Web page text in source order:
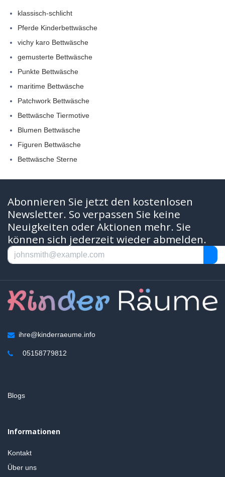
klassisch-schlicht
Pferde Kinderbettwäsche
vichy karo Bettwäsche
gemusterte Bettwäsche
Punkte Bettwäsche
maritime Bettwäsche
Patchwork Bettwäsche
Bettwäsche Tiermotive
Blumen Bettwäsche
Figuren Bettwäsche
Bettwäsche Sterne
Abonnieren Sie jetzt den kostenlosen
Newsletter. So verpassen Sie keine
Neuigkeiten oder Aktionen mehr. Sie
können sich jederzeit wieder abmelden.
ihre@kinderraeume.info
05158779812
Blogs
Informationen
Kontakt
Über uns